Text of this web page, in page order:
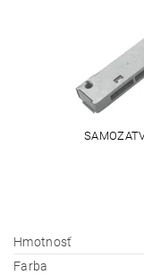
Hmotnosť
Farba